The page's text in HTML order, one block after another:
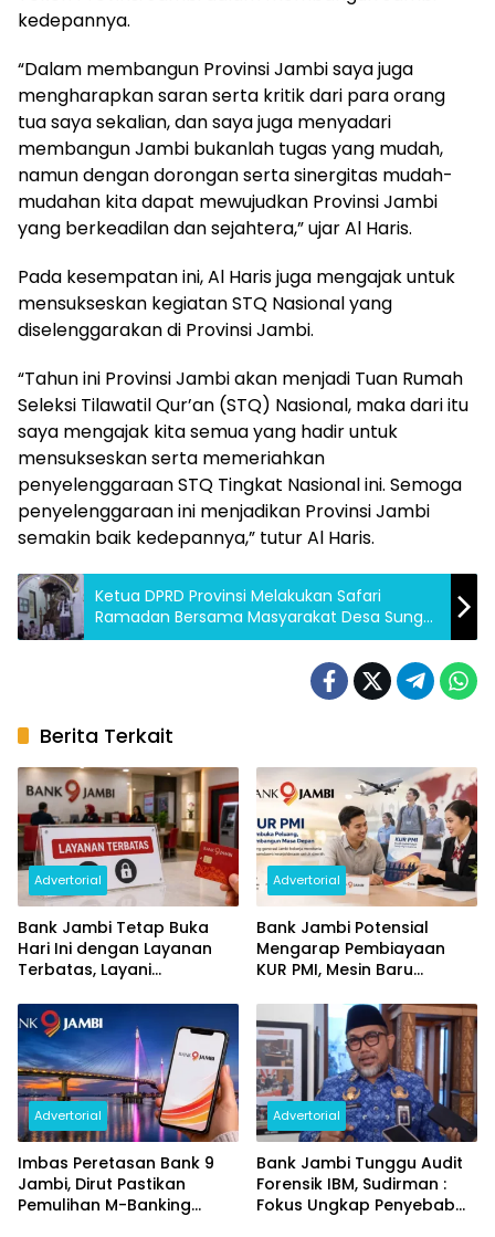
kedepannya.
“Dalam membangun Provinsi Jambi saya juga
mengharapkan saran serta kritik dari para orang
tua saya sekalian, dan saya juga menyadari
membangun Jambi bukanlah tugas yang mudah,
namun dengan dorongan serta sinergitas mudah-
mudahan kita dapat mewujudkan Provinsi Jambi
yang berkeadilan dan sejahtera,” ujar Al Haris.
Pada kesempatan ini, Al Haris juga mengajak untuk
mensukseskan kegiatan STQ Nasional yang
diselenggarakan di Provinsi Jambi.
“Tahun ini Provinsi Jambi akan menjadi Tuan Rumah
Seleksi Tilawatil Qur’an (STQ) Nasional, maka dari itu
saya mengajak kita semua yang hadir untuk
mensukseskan serta memeriahkan
penyelenggaraan STQ Tingkat Nasional ini. Semoga
penyelenggaraan ini menjadikan Provinsi Jambi
semakin baik kedepannya,” tutur Al Haris.
Ketua DPRD Provinsi Melakukan Safari
Ramadan Bersama Masyarakat Desa Sungai
Duren
Berita Terkait
Advertorial
Bank Jambi Tetap Buka
Hari Ini dengan Layanan
Terbatas, Layani
dan Perubahan PIN
Advertorial
Bank Jambi Potensial
Mengarap Pembiayaan
KUR PMI, Mesin Baru
Daerah
Advertorial
Imbas Peretasan Bank 9
Jambi, Dirut Pastikan
Pemulihan M-Banking
Advertorial
Bank Jambi Tunggu Audit
Forensik IBM, Sudirman :
Fokus Ungkap Penyebab